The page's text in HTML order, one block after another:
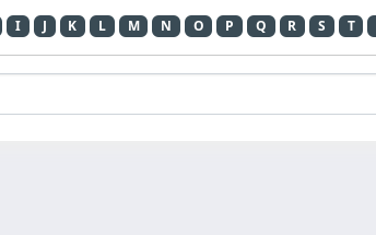
I J K L M N O P Q R S T